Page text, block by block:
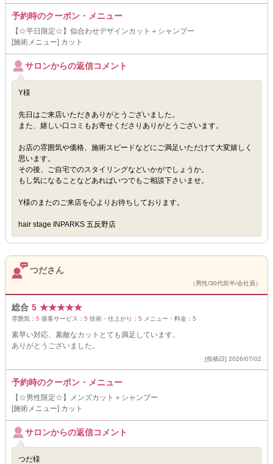
予約時のクーポン・メニュー
【☆平日限定☆】似合わせデザインカット＋シャンプー
[施術メニュー] カット
サロンからの返信コメント
Y様
先日はご来店いただきありがとうございました。
また、嬉しい口コミもお寄せくださりありがとうございます。
お店の雰囲気や価格、施術スピードなどにご満足いただけて大変嬉しく
思います。
その後、ご自宅でのスタイリングなどいかがでしょうか。
もし気になることなどあればいつでもご相談下さいませ。
Y様のまたのご来店を心よりお待ちしております。
hair stage INPARKS 五反野店
つださん
（男性/30代前半/会社員）
総合 5 ★★★★★
雰囲気： 5 接客サービス： 5 技術・仕上がり： 5 メニュー・料金： 5
素早い対応、素敵なカットとても満足しています。
ありがとうございました。
[投稿日] 2026/07/02
予約時のクーポン・メニュー
【☆男性限定☆】メンズカット＋シャンプー
[施術メニュー] カット
サロンからの返信コメント
つだ様